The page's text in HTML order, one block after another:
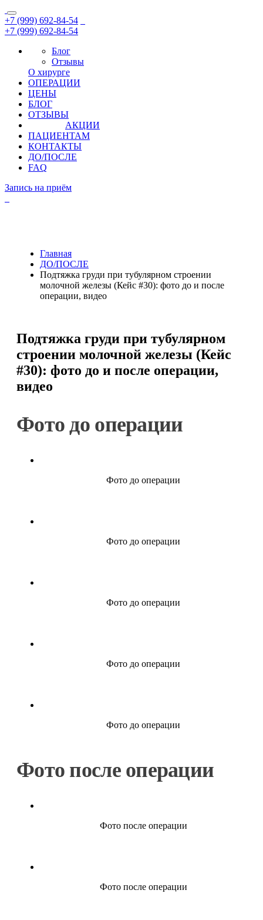
+7 (999) 692-84-54
+7 (999) 692-84-54
Блог
Отзывы
О хирурге
ОПЕРАЦИИ
ЦЕНЫ
БЛОГ
ОТЗЫВЫ
АКЦИИ
ПАЦИЕНТАМ
КОНТАКТЫ
ДО/ПОСЛЕ
FAQ
Запись на приём
Главная
ДО/ПОСЛЕ
Подтяжка груди при тубулярном строении
молочной железы (Кейс #30): фото до и после
операции, видео
Подтяжка груди при тубулярном
строении молочной железы (Кейс
#30): фото до и после операции,
видео
Фото до операции
Фото до операции
Фото до операции
Фото до операции
Фото до операции
Фото до операции
Фото после операции
Фото после операции
Фото после операции